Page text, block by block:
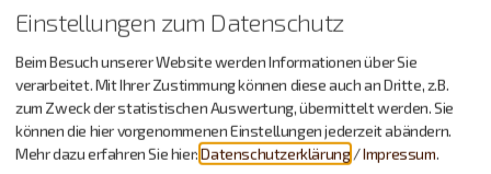
Wemding
31.12.26
Silvester in Wemding
Einstellungen zum Datenschutz
Beim Besuch unserer Website werden Informationen über Sie
verarbeitet. Mit Ihrer Zustimmung können diese auch an Dritte, z.B.
zum Zweck der statistischen Auswertung, übermittelt werden. Sie
können die hier vorgenommenen Einstellungen jederzeit abändern.
Mehr dazu erfahren Sie hier:Datenschutzerklärung /Impressum.